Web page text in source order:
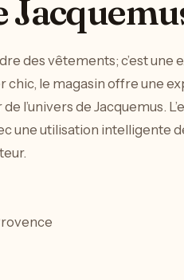
des vêtements; c’est
chic, le magasin offre une
l’univers de Jacquemus.
une utilisation intelligente